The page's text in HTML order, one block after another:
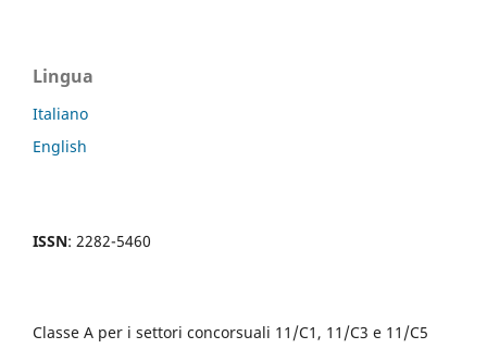
Lingua
Italiano
English
ISSN: 2282-5460
Classe A per i settori concorsuali 11/C1, 11/C3 e 11/C5